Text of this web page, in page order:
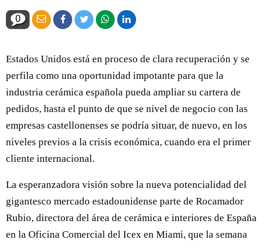
0
Estados Unidos está en proceso de clara recuperación y se
perfila como una oportunidad impotante para que la
industria cerámica española pueda ampliar su cartera de
pedidos, hasta el punto de que se nivel de negocio con las
empresas castellonenses se podría situar, de nuevo, en los
niveles previos a la crisis económica, cuando era el primer
cliente internacional.
La esperanzadora visión sobre la nueva potencialidad del
gigantesco mercado estadounidense parte de Rocamador
Rubio, directora del área de cerámica e interiores de España
en la Oficina Comercial del Icex en Miami, que la semana